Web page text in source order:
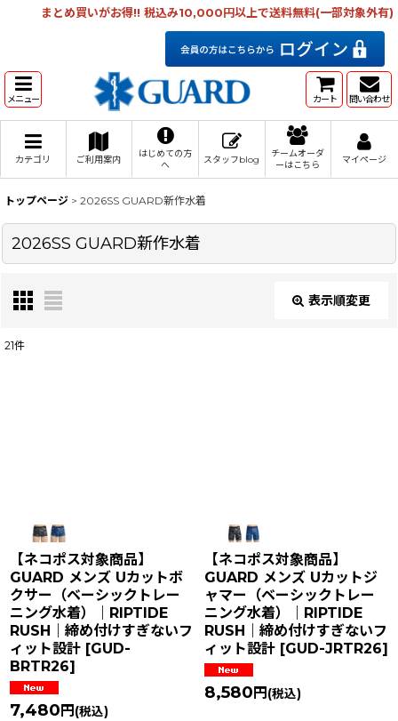
まとめ買いがお得!! 税込み10,000円以上で送料無料(一部対象外有)
メニュー カート 問い合わせ
カテゴリ ご利用案内
はじめての方
へ
スタッフblog
チームオーダ
ーはこちら
マイページ
トップページ > 2026SS GUARD新作水着
2026SS GUARD新作水着
表示順変更
21件
【ネコポス対象商品】
GUARD メンズ Uカットボ
クサー（ベーシックトレー
ニング水着）｜RIPTIDE
RUSH｜締め付けすぎないフ
ィット設計 [GUD-
BRTR26]
7,480 円 (税込)
【ネコポス対象商品】
GUARD メンズ Uカットジ
ャマー（ベーシックトレー
ニング水着）｜RIPTIDE
RUSH｜締め付けすぎないフ
ィット設計 [GUD-JRTR26]
8,580 円 (税込)